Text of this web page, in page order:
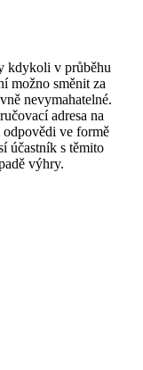
kdykoli v průběhu
možno směnit za
nevymahatelné.
adresa na
ve formě
účastník s těmito
výhry.